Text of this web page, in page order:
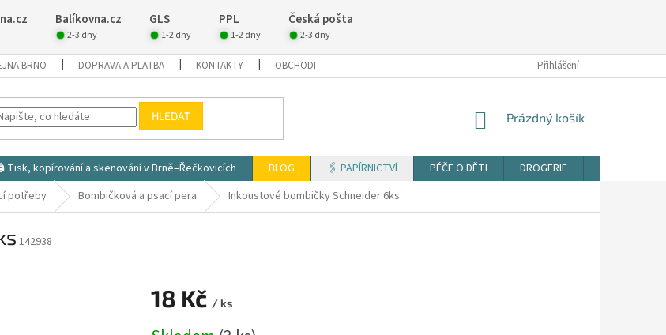
Balíkovna.cz GLS PPL Česká pošta
2-3 dny 1-2 dny 1-2 dny 2-3 dny
BRNO DOPRAVA A PLATBA KONTAKTY OBCHODNÍ PODMÍNKY Přihlášení
HLEDAT
NÁKUPNÍ
Prázdný košík
Tisk, kopírování a skenování v Brně–Řečkovicích BLOG 🖇️ PAPÍRNICTVÍ PÉČE O DĚTI DROGERIE
potřeby Bombičková a psací pera Inkoustové bombičky Schneider 6ks
142938
18 Kč / ks